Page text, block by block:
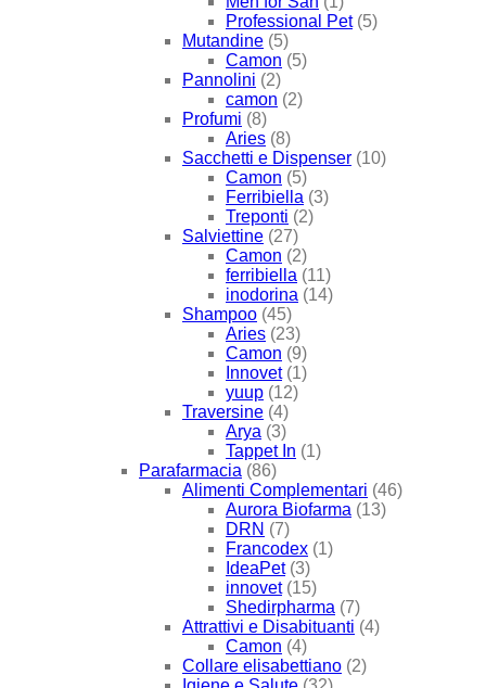
Professional Pet (5)
Mutandine (5)
Camon (5)
Pannolini (2)
camon (2)
Profumi (8)
Aries (8)
Sacchetti e Dispenser (10)
Camon (5)
Ferribiella (3)
Treponti (2)
Salviettine (27)
Camon (2)
ferribiella (11)
inodorina (14)
Shampoo (45)
Aries (23)
Camon (9)
Innovet (1)
yuup (12)
Traversine (4)
Arya (3)
Tappet In (1)
Parafarmacia (86)
Alimenti Complementari (46)
Aurora Biofarma (13)
DRN (7)
Francodex (1)
IdeaPet (3)
innovet (15)
Shedirpharma (7)
Attrattivi e Disabituanti (4)
Camon (4)
Collare elisabettiano (2)